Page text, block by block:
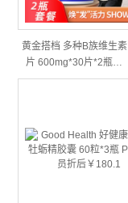
黄金搭档 多种B族维生素
片 600mg*30片*2瓶…